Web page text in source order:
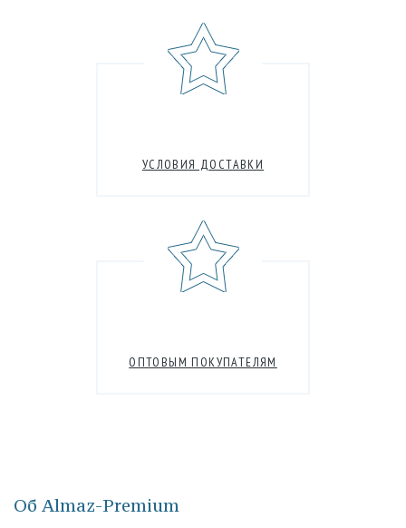
УСЛОВИЯ ДОСТАВКИ
ОПТОВЫМ ПОКУПАТЕЛЯМ
Об Almaz-Premium